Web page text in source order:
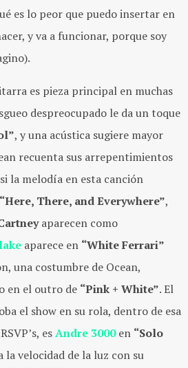
es lo peor que puedo insertar en
y va a funcionar, porque soy
es pieza principal en muchas
despreocupado le da un toque
, y una acústica sugiere mayor
recuenta sus arrepentimientos
la melodía en esta canción
“Here, There, and Everywhere”,
aparecen como
aparece en “White Ferrari”
una costumbre de Ocean,
en el outro de “Pink + White”. El
el show en su rola, dentro de esa
esAndre 3000 en “Solo
la velocidad de la luz con su